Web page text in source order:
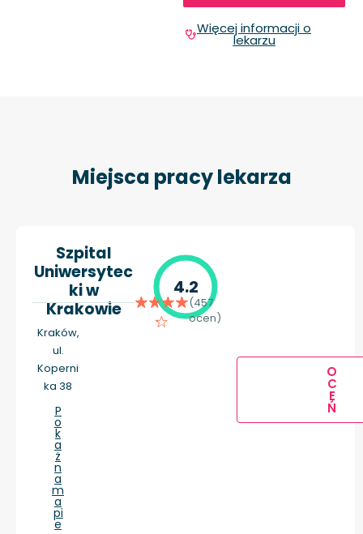
Więcej informacji o
lekarzu
Miejsca pracy lekarza
Szpital
Uniwersytec
ki w
Krakowie
Kraków,
ul.
Koperni
ka 38
P
o
k
a
ż
n
a
m
a
pi
e
4.2
(457
ocen)
O
C
E
Ń